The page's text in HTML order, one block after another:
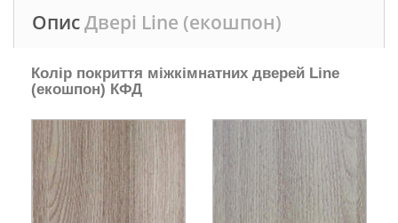
ОписДвері Line (екошпон)
Колір покриття міжкімнатних дверей Line
(екошпон) КФД